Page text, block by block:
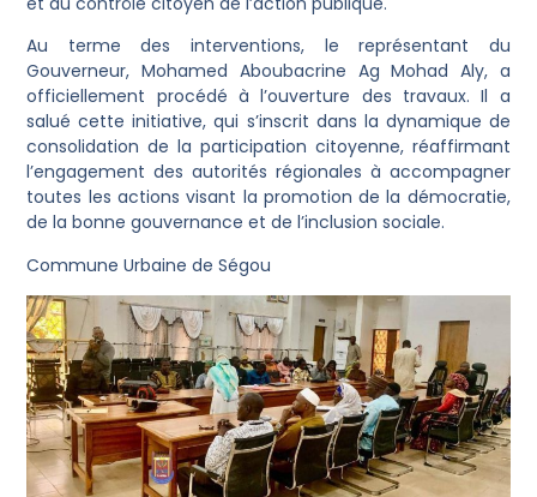
Au terme des interventions, le représentant du
Gouverneur, Mohamed Aboubacrine Ag Mohad Aly, a
officiellement procédé à l’ouverture des travaux. Il a
salué cette initiative, qui s’inscrit dans la dynamique de
consolidation de la participation citoyenne, réaffirmant
l’engagement des autorités régionales à accompagner
toutes les actions visant la promotion de la démocratie,
de la bonne gouvernance et de l’inclusion sociale.
Commune Urbaine de Ségou